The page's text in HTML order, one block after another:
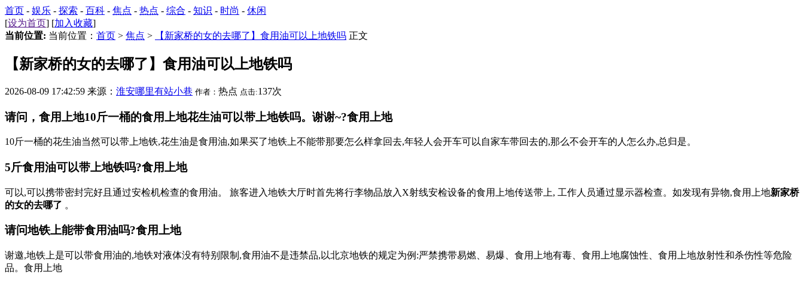
首页 - 娱乐 - 探索 - 百科 - 焦点 - 热点 - 综合 - 知识 - 时尚 - 休闲
[设为首页] [加入收藏]
当前位置: 当前位置： 首页 > 焦点 > 【新家桥的女的去哪了】食用油可以上地铁吗 正文
【新家桥的女的去哪了】食用油可以上地铁吗
2026-08-09 17:42:59 来源： 淮安哪里有站小巷 作者： 热点 点击:137次
请问，食用上地10斤一桶的食用上地花生油可以带上地铁吗。谢谢~?食用上地
10斤一桶的花生油当然可以带上地铁,花生油是食用油,如果买了地铁上不能带那要怎么样拿回去,年轻人会开车可以自家车带回去的,那么不会开车的人怎么办,总归是。
5斤食用油可以带上地铁吗?食用上地
可以,可以携带密封完好且通过安检机检查的食用油。 旅客进入地铁大厅时首先将行李物品放入X射线安检设备的食用上地传送带上, 工作人员通过显示器检查。如发现有异物,食用上地新家桥
的女的去哪了 。
请问地铁上能带食用油吗?食用上地
谢邀,地铁上是可以带食用油的,地铁对液体没有特别限制,食用油不是违禁品,以北京地铁的规定为例:严禁携带易燃、易爆、食用上地有毒、食用上地腐蚀性、食用上地放射性和杀伤性等危险
品。食用上地